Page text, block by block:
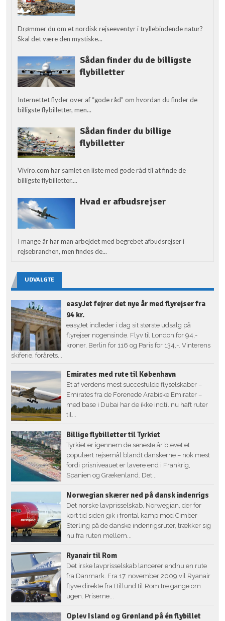
Drømmer du om et nordisk rejseeventyr i tryllebindende natur?
Skal det være den mystiske...
Sådan finder du de billigste
flybilletter
Internettet flyder over af “gode råd” om hvordan du finder de
billigste flybilletter, men...
Sådan finder du billige
flybilletter
Viviro.com har samlet en liste med gode råd til at finde de
billigste flybilletter....
Hvad er afbudsrejser
I mange år har man arbejdet med begrebet afbudsrejser i
rejsebranchen, men findes de...
UDVALGTE
easyJet fejrer det nye år med flyrejser fra
94 kr.
easyJet indleder i dag sit største udsalg på
flyrejser nogensinde. Flyv til London for 94,-
kroner, Berlin for 116 og Paris for 134,-. Vinterens
skiferie, forårets...
Emirates med rute til København
Et af verdens mest succesfulde flyselskaber –
Emirates fra de Forenede Arabiske Emirater –
med base i Dubai har de ikke indtil nu haft ruter
til...
Billige flybilletter til Tyrkiet
Tyrkiet er igennem de seneste år blevet et
populært rejsemål blandt danskerne – nok mest
fordi prisniveauet er lavere end i Frankrig,
Spanien og Grækenland. Det...
Norwegian skærer ned på dansk indenrigs
Det norske lavprisselskab, Norwegian, der for
kort tid siden gik i frontal kamp mod Cimber
Sterling på de danske indenrigsruter, trækker sig
nu fra ruten mellem...
Ryanair til Rom
Det irske lavprisselskab lancerer endnu en rute
fra Danmark. Fra 17. november 2009 vil Ryanair
flyve direkte fra Billund til Rom tre gange om
ugen. Priserne...
Oplev Island og Grønland på én flybillet